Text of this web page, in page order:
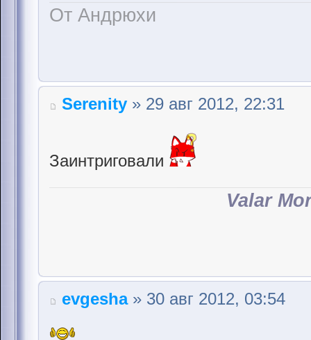
От Андрюхи
Serenity » 29 авг 2012, 22:31
Заинтриговали
Valar
evgesha» 30 авг 2012, 03:54